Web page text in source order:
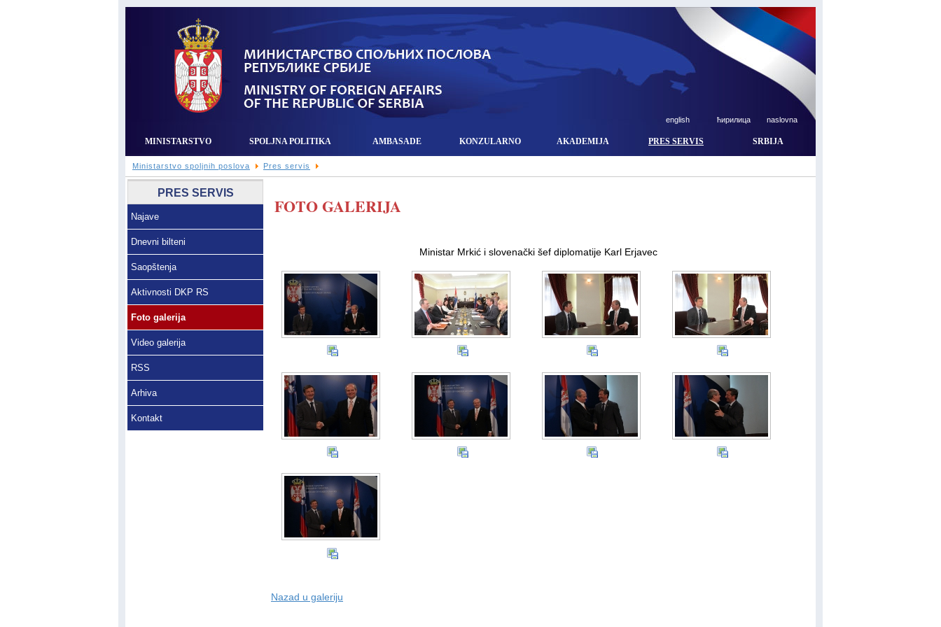
english ћирилица naslovna
MINISTARSTVO SPOLJNA POLITIKA AMBASADE KONZULARNO AKADEMIJA PRES SERVIS SRBIJA
Ministarstvo spoljnih poslova Pres servis
PRES SERVIS
Najave
Dnevni bilteni
Saopštenja
Aktivnosti DKP RS
Foto galerija
Video galerija
RSS
Arhiva
Kontakt
FOTO GALERIJA
Ministar Mrkić i slovenački šef diplomatije Karl Erjavec
Nazad u galeriju